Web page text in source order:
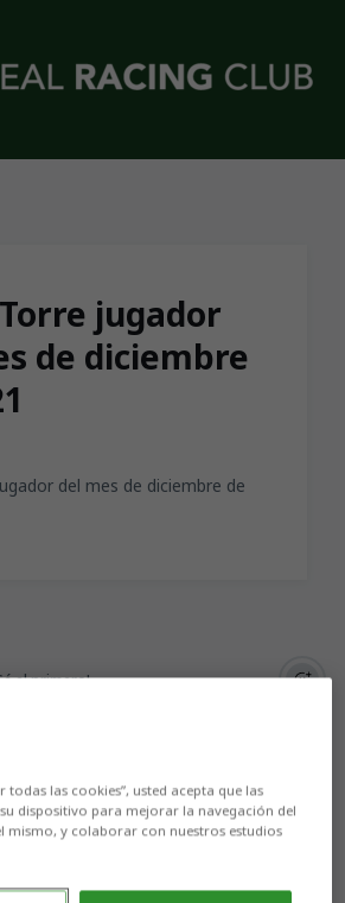
jugador
de diciembre
del mes de diciembre de
el primero!
todas las cookies”, usted acepta que las
dispositivo para mejorar la navegación del
mismo, y colaborar con nuestros estudios